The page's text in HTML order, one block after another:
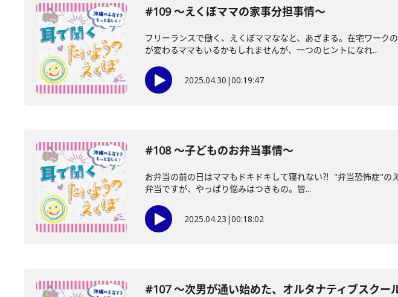
#109 〜えくぼママの家事分担事情〜
フリーランスで働く、えくぼママななと、あざまる。在宅ワー
が変わるママもいるかもしれませんが、一つのヒントになれ...
2025.04.30 |00:19:47
#108 〜子どものお弁当事情〜
お弁当の前の日はママもドキドキして寝れない⁈ "弁当恐怖症"の
弁当ですが、やっぱり悩みはつきもの。皆...
2025.04.23 |00:18:02
#107 〜次男が通い始めた、オルタナティブスクー